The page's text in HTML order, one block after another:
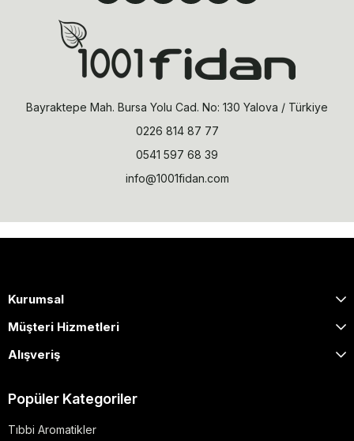
Bayraktepe Mah. Bursa Yolu Cad. No: 130 Yalova / Türkiye
0226 814 87 77
0541 597 68 39
info@1001fidan.com
Kurumsal
Müşteri Hizmetleri
Alışveriş
Popüler Kategoriler
Tıbbi Aromatikler